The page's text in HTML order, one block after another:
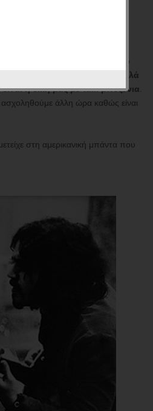
ο Τσε Γκεβάρα εκτελέστηκε το
με την ηλικία του....
αλλά
η δική μας με τα... μποζόνια
ασχοληθούμε άλλη ώρα καθώς είναι
στη αμερικανική μπάντα που